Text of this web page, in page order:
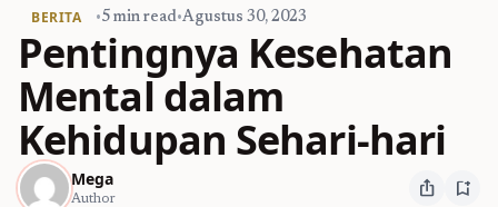
BERITA •5 min read•Agustus 30, 2023
Pentingnya Kesehatan
Mental dalam
Kehidupan Sehari-hari
Mega
Author ios_share bookmark_add